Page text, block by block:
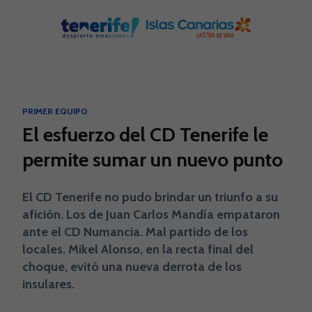
PRIMER EQUIPO
El esfuerzo del CD Tenerife le
permite sumar un nuevo punto
El CD Tenerife no pudo brindar un triunfo a su
afición. Los de Juan Carlos Mandía empataron
ante el CD Numancia. Mal partido de los
locales. Mikel Alonso, en la recta final del
choque, evitó una nueva derrota de los
insulares.